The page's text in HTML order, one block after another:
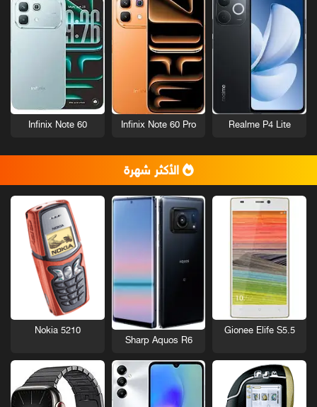
Realme P4 Lite
Infinix Note 60 Pro
Infinix Note 60
الأكثر شهرة
Gionee Elife S5.5
Sharp Aquos R6
Nokia 5210